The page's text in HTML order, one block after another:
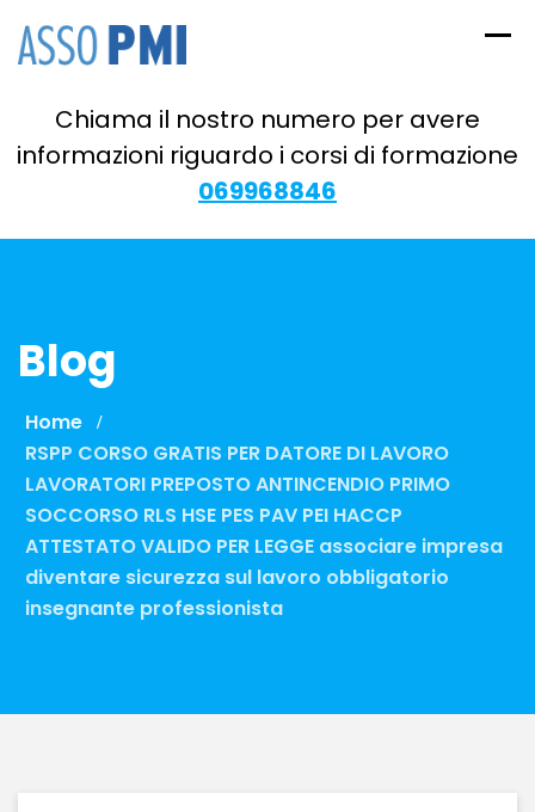
Chiama il nostro numero per avere
informazioni riguardo i corsi di formazione
069968846
Blog
Home
RSPP CORSO GRATIS PER DATORE DI LAVORO
LAVORATORI PREPOSTO ANTINCENDIO PRIMO
SOCCORSO RLS HSE PES PAV PEI HACCP
ATTESTATO VALIDO PER LEGGE associare impresa
diventare sicurezza sul lavoro obbligatorio
insegnante professionista